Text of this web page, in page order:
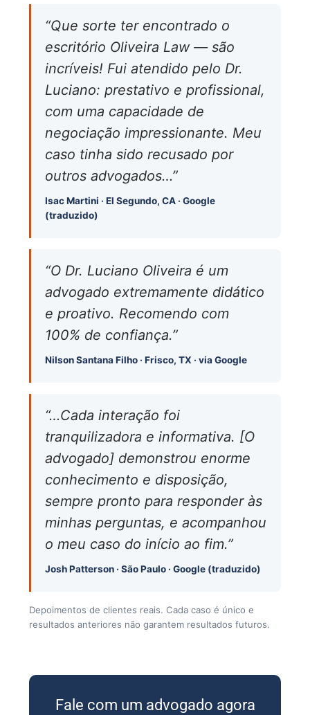
“Que sorte ter encontrado o
escritório Oliveira Law — são
incríveis! Fui atendido pelo Dr.
Luciano: prestativo e profissional,
com uma capacidade de
negociação impressionante. Meu
caso tinha sido recusado por
outros advogados…”
Isac Martini · El Segundo, CA · Google
(traduzido)
“O Dr. Luciano Oliveira é um
advogado extremamente didático
e proativo. Recomendo com
100% de confiança.”
Nilson Santana Filho · Frisco, TX · via Google
“…Cada interação foi
tranquilizadora e informativa. [O
advogado] demonstrou enorme
conhecimento e disposição,
sempre pronto para responder às
minhas perguntas, e acompanhou
o meu caso do início ao fim.”
Josh Patterson · São Paulo · Google (traduzido)
Depoimentos de clientes reais. Cada caso é único e
resultados anteriores não garantem resultados futuros.
Fale com um advogado agora